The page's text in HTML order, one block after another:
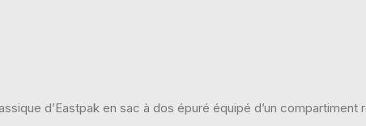
d’Eastpak en sac à dos épuré équipé d’un